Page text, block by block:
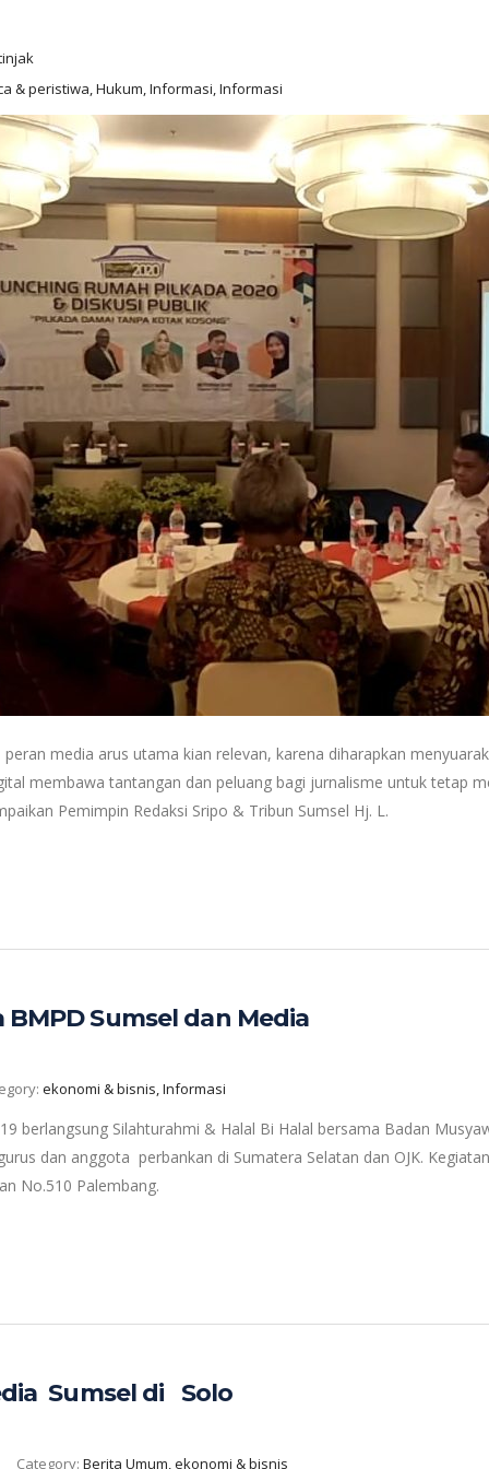
& peristiwa, Hukum, Informasi, Informasi
media arus utama kian relevan, karena diharapkan
membawa tantangan dan peluang bagi jurnalisme untuk tetap
Pemimpin Redaksi Sripo & Tribun Sumsel Hj. L.
Sumsel dan Media
ekonomi & bisnis, Informasi
berlangsung Silahturahmi & Halal Bi Halal bersama Badan
dan anggota perbankan di Sumatera Selatan dan OJK.
No.510 Palembang.
Sumsel di Solo
Category: Berita Umum, ekonomi & bisnis